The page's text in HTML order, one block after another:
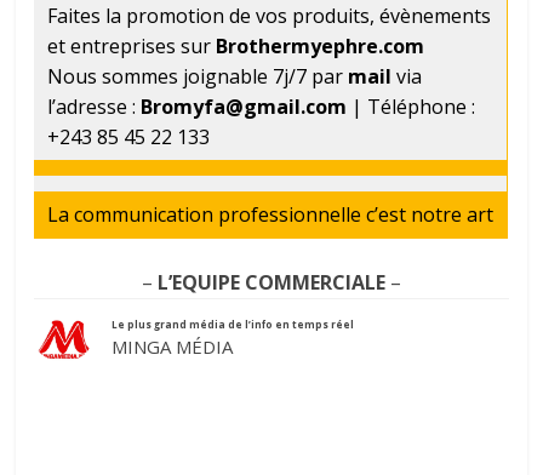
Faites la promotion de vos produits, évènements
et entreprises sur Brothermyephre.com
Nous sommes joignable 7j/7 par mail via
l’adresse : Bromyfa@gmail.com | Téléphone :
+243 85 45 22 133
La communication professionnelle c’est notre art
– L’EQUIPE COMMERCIALE–
Le plus grand média de l’info en temps réel
MINGA MÉDIA